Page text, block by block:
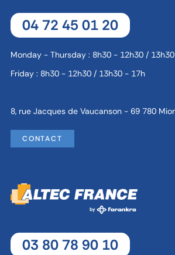
04 72 45 01 20
Monday - Thursday : 8h30 - 12h30 /
Friday : 8h30 - 12h30 / 13h30 - 17h
8, rue Jacques de Vaucanson - 69 780
CONTACT
03 80 78 90 10